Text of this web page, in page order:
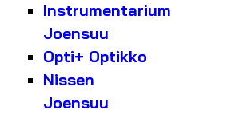
Instrumentarium
Joensuu
Opti+ Optikko
Nissen
Joensuu